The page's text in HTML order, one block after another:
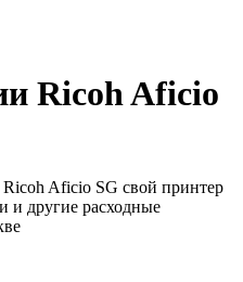
Ricoh Aficio
Aficio SG свой принтер
и другие расходные